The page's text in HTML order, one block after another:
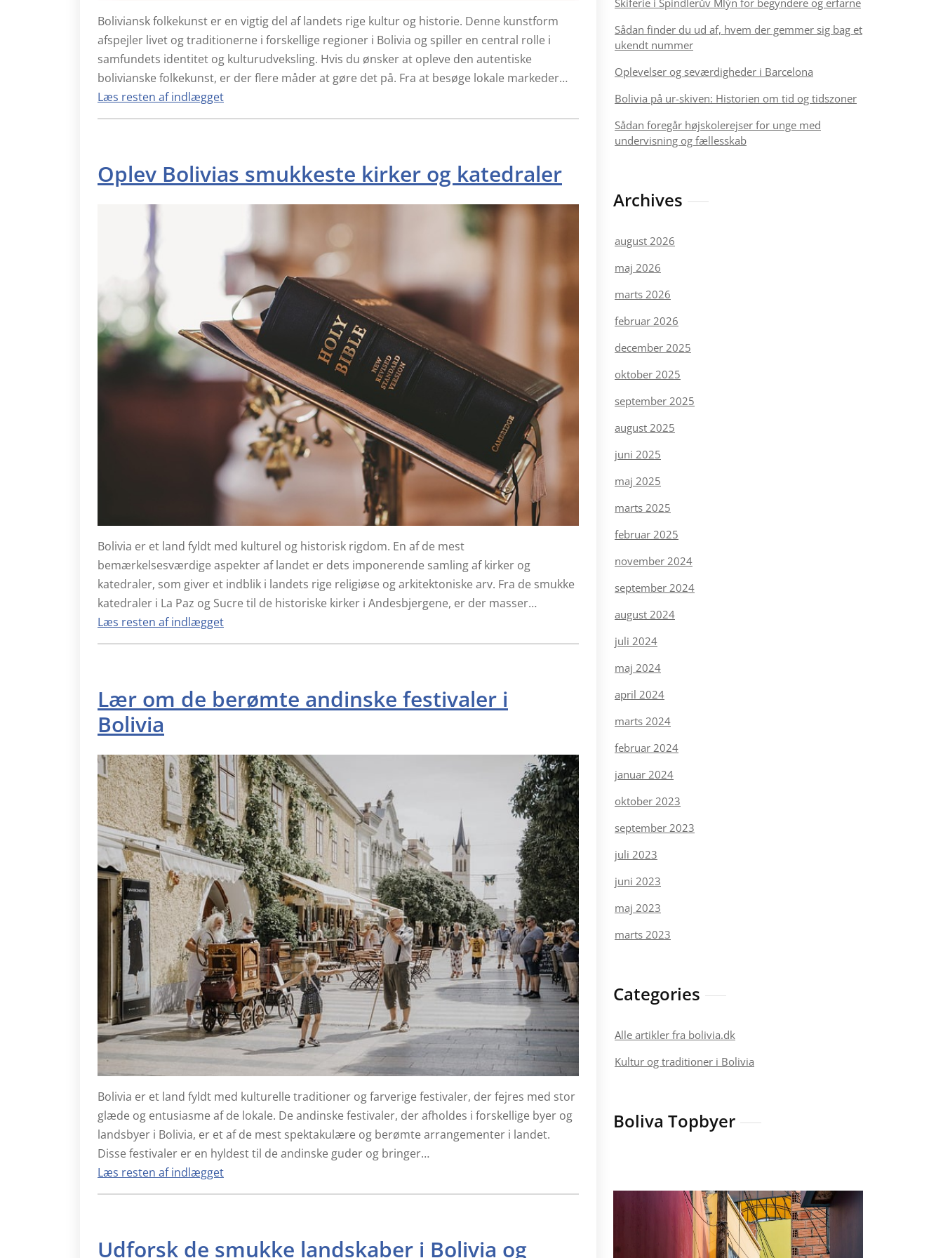
Boliviansk folkekunst er en vigtig del af landets rige kultur og historie. Denne kunstform
afspejler livet og traditionerne i forskellige regioner i Bolivia og spiller en central rolle i
samfundets identitet og kulturudveksling. Hvis du ønsker at opleve den autentiske
bolivianske folkekunst, er der flere måder at gøre det på. Fra at besøge lokale markeder…
Læs resten af indlægget
Oplev Bolivias smukkeste kirker og katedraler
Bolivia er et land fyldt med kulturel og historisk rigdom. En af de mest
bemærkelsesværdige aspekter af landet er dets imponerende samling af kirker og
katedraler, som giver et indblik i landets rige religiøse og arkitektoniske arv. Fra de smukke
katedraler i La Paz og Sucre til de historiske kirker i Andesbjergene, er der masser…
Læs resten af indlægget
Lær om de berømte andinske festivaler i
Bolivia
Bolivia er et land fyldt med kulturelle traditioner og farverige festivaler, der fejres med stor
glæde og entusiasme af de lokale. De andinske festivaler, der afholdes i forskellige byer og
landsbyer i Bolivia, er et af de mest spektakulære og berømte arrangementer i landet.
Disse festivaler er en hyldest til de andinske guder og bringer…
Læs resten af indlægget
Udforsk de smukke landskaber i Bolivia og
Sådan finder du ud af, hvem der gemmer sig bag et
ukendt nummer
Oplevelser og seværdigheder i Barcelona
Bolivia på ur-skiven: Historien om tid og tidszoner
Sådan foregår højskolerejser for unge med
undervisning og fællesskab
Archives
august 2026
maj 2026
marts 2026
februar 2026
december 2025
oktober 2025
september 2025
august 2025
juni 2025
maj 2025
marts 2025
februar 2025
november 2024
september 2024
august 2024
juli 2024
maj 2024
april 2024
marts 2024
februar 2024
januar 2024
oktober 2023
september 2023
juli 2023
juni 2023
maj 2023
marts 2023
Categories
Alle artikler fra bolivia.dk
Kultur og traditioner i Bolivia
Boliva Topbyer